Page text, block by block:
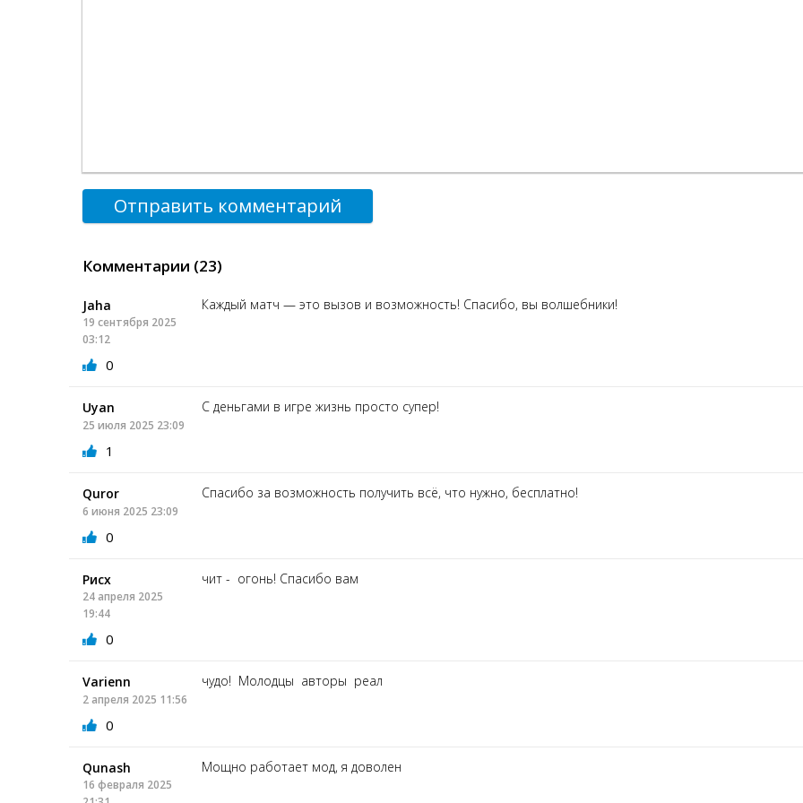
Отправить комментарий
Комментарии (23)
Jaha
19 сентября 2025
03:12
Каждый матч — это вызов и возможность! Спасибо, вы волшебники!
0
Uyan
25 июля 2025 23:09
С деньгами в игре жизнь просто супер!
1
Quror
6 июня 2025 23:09
Спасибо за возможность получить всё, что нужно, бесплатно!
0
Рисх
24 апреля 2025
19:44
чит - огонь! Спасибо вам
0
Varienn
2 апреля 2025 11:56
чудо! Молодцы авторы реал
0
Qunash
16 февраля 2025
Мощно работает мод, я доволен